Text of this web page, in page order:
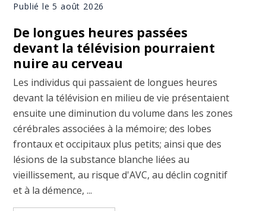
Publié le 5 août 2026
De longues heures passées
devant la télévision pourraient
nuire au cerveau
Les individus qui passaient de longues heures
devant la télévision en milieu de vie présentaient
ensuite une diminution du volume dans les zones
cérébrales associées à la mémoire; des lobes
frontaux et occipitaux plus petits; ainsi que des
lésions de la substance blanche liées au
vieillissement, au risque d'AVC, au déclin cognitif
et à la démence, ...